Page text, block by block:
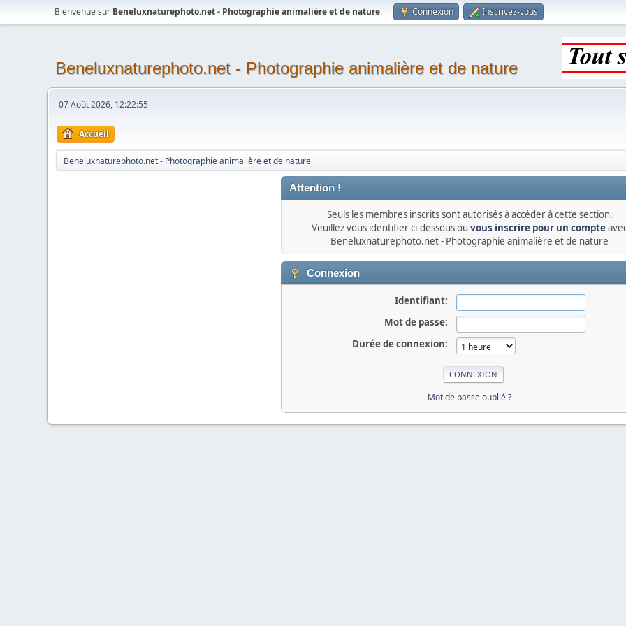
Bienvenue sur Beneluxnaturephoto.net - Photographie animalière et de nature. Connexion Inscrivez-vous
Beneluxnaturephoto.net - Photographie animalière et de nature
07 Août 2026, 12:22:55
Accueil
Beneluxnaturephoto.net - Photographie animalière et de nature
Attention !
Seuls les membres inscrits sont autorisés à accéder à cette section.
Veuillez vous identifier ci-dessous ou vous inscrire pour un compte
Beneluxnaturephoto.net - Photographie animalière et de nature
Connexion
Identifiant:
Mot de passe:
Durée de connexion:
Mot de passe oublié ?